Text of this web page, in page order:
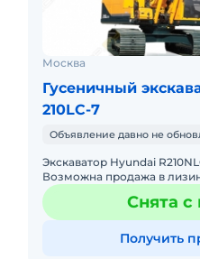
Москва
Гусеничный
210LC-7
Объявление давно не
Экскаватор Hyundai
Возможна продажа в
Снята
Получить